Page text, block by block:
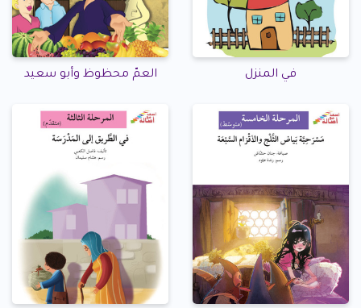
في المنزل العمّ محظوظ وأبو سعيد